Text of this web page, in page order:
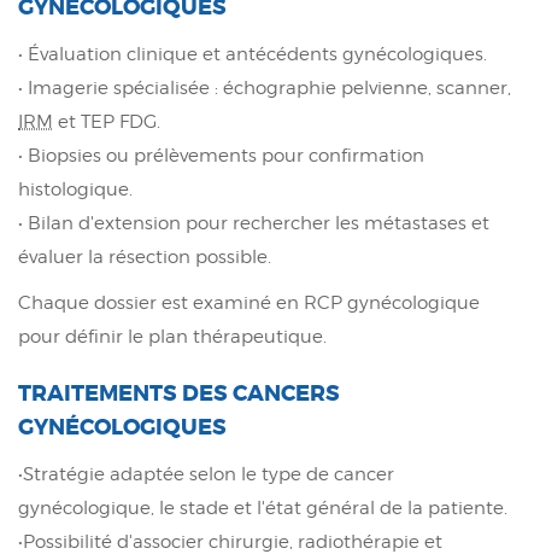
GYNÉCOLOGIQUES
• Évaluation clinique et antécédents gynécologiques.
• Imagerie spécialisée : échographie pelvienne, scanner,
IRM et TEP FDG.
• Biopsies ou prélèvements pour confirmation
histologique.
• Bilan d'extension pour rechercher les métastases et
évaluer la résection possible.
Chaque dossier est examiné en RCP gynécologique
pour définir le plan thérapeutique.
TRAITEMENTS DES CANCERS
GYNÉCOLOGIQUES
•Stratégie adaptée selon le type de cancer
gynécologique, le stade et l'état général de la patiente.
•Possibilité d'associer chirurgie, radiothérapie et